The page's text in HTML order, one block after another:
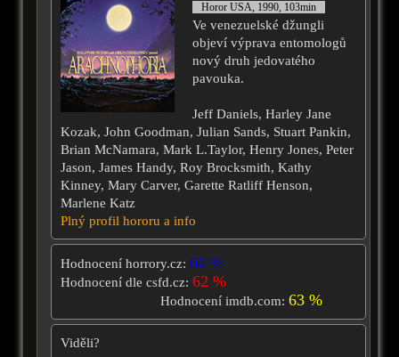
Horor USA, 1990, 103min
Ve venezuelské džungli
objeví výprava entomologů
nový druh jedovatého
pavouka.
Jeff Daniels, Harley Jane
Kozak, John Goodman, Julian Sands, Stuart Pankin,
Brian McNamara, Mark L.Taylor, Henry Jones, Peter
Jason, James Handy, Roy Brocksmith, Kathy
Kinney, Mary Carver, Garette Ratliff Henson,
Marlene Katz
Plný profil hororu a info
Hodnocení horrory.cz: 60 %
Hodnocení dle csfd.cz: 62 %
Hodnocení imdb.com:63 %
Viděli?